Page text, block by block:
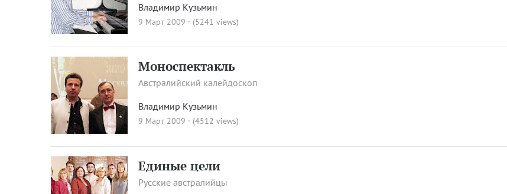
Владимир Кузьмин
9 Март 2009 · (5241 views)
Моноспектакль
Австралийский калейдоскоп
Владимир Кузьмин
9 Март 2009 · (4512 views)
Единые цели
Русские австралийцы